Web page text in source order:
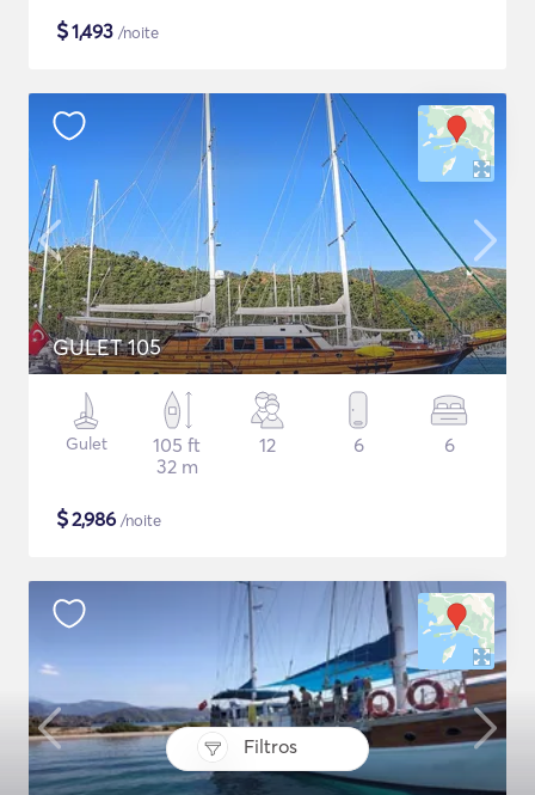
Filtros
$1,493 /noite
GULET 105
Gulet
105 ft
32 m
12 6 6
$2,986 /noite